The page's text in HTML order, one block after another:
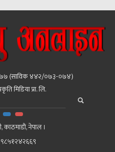
(साविक ४४२/०७३-०७४)
मिडिया प्रा. लि.
काठमाडाैं, नेपाल ।